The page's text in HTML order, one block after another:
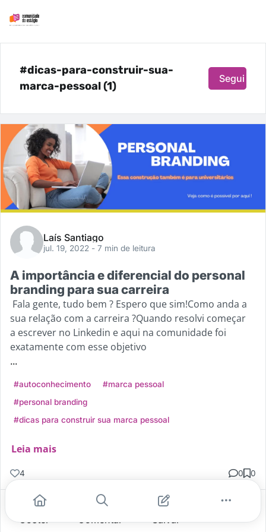
#dicas-para-construir-sua-
marca-pessoal (1)
Seguir
Laís Santiago
jul. 19, 2022 - 7 min de leitura
A importância e diferencial do personal
branding para sua carreira
Fala gente, tudo bem ? Espero que sim!Como anda a
sua relação com a carreira ?Quando resolvi começar
a escrever no Linkedin e aqui na comunidade foi
exatamente com esse objetivo
...
#autoconhecimento
#marca pessoal
#personal branding
#dicas para construir sua marca pessoal
Leia mais
4 0 0
Gostei Comentar Salvar